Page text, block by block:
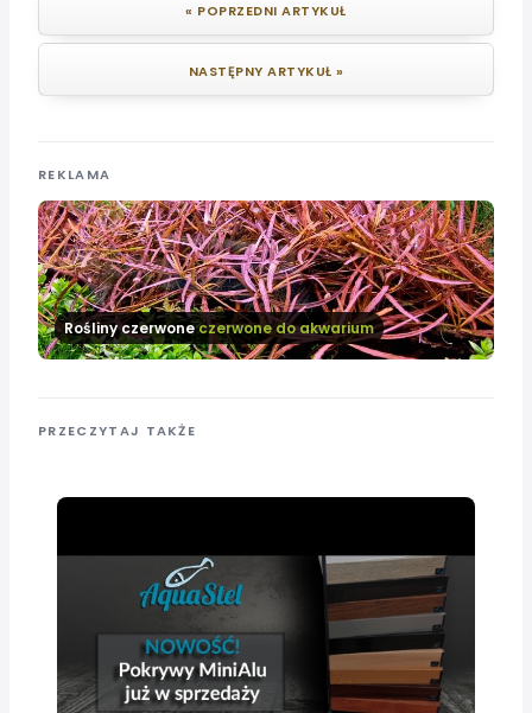
« POPRZEDNI ARTYKUŁ
NASTĘPNY ARTYKUŁ »
REKLAMA
Rośliny czerwoneczerwone do akwarium
PRZECZYTAJ TAKŻE